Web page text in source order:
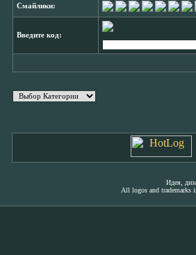
Смайлики:
Введите код:
Идея,
All logos and trademarks